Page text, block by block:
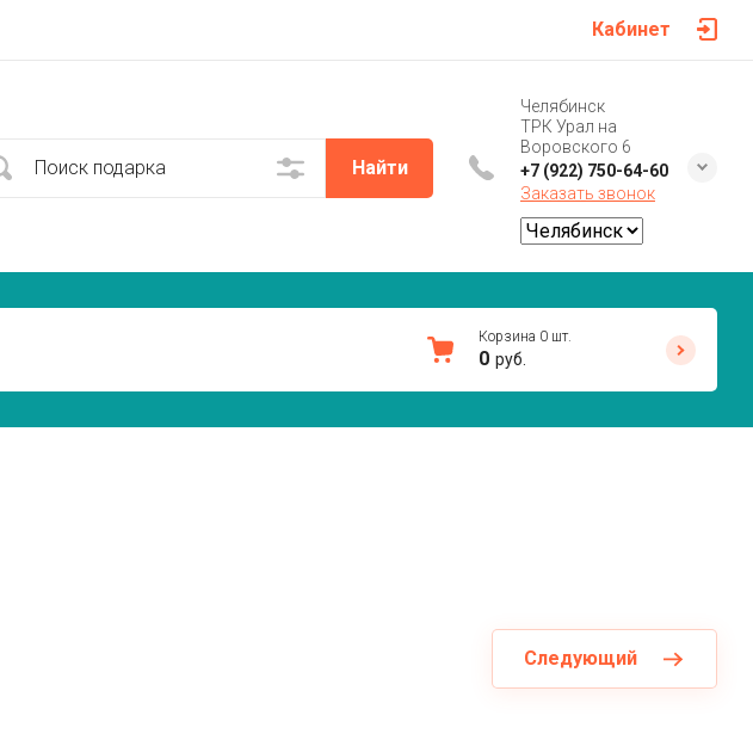
Кабинет
Найти
Челябинск
ТРК Урал на
Воровского 6
+7 (922) 750-64-60
Заказать звонок
Корзина 0 шт.
0 руб.
Следующий